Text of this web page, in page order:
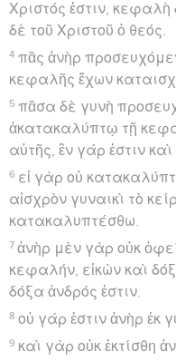
Χριστός ἐστιν,
δὲ τοῦ Χριστοῦ ὁ θεός.
4 πᾶς ἀνὴρ
κεφαλῆς ἔχων
5 πᾶσα δὲ γυνὴ
ἀκατακαλύπτῳ τῇ
αὐτῆς, ἓν γάρ ἐστιν
6 εἰ γὰρ οὐ
αἰσχρὸν γυναικὶ τὸ
κατακαλυπτέσθω.
7 ἀνὴρ μὲν γὰρ οὐκ
κεφαλήν, εἰκὼν καὶ
δόξα ἀνδρός ἐστιν.
8 οὐ γάρ ἐστιν ἀνὴρ ἐκ
9 καὶ γὰρ οὐκ ἐκτίσθη